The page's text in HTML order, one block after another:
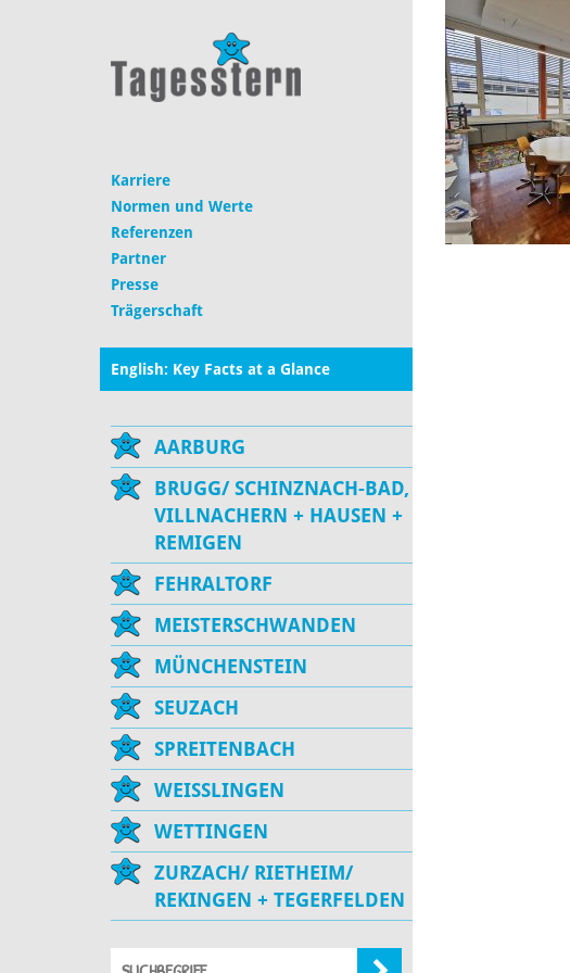
Karriere
Normen und Werte
Referenzen
Partner
Presse
Trägerschaft
English: Key Facts at a Glance
AARBURG
BRUGG/ SCHINZNACH-BAD,
VILLNACHERN + HAUSEN +
REMIGEN
FEHRALTORF
MEISTERSCHWANDEN
MÜNCHENSTEIN
SEUZACH
SPREITENBACH
WEISSLINGEN
WETTINGEN
ZURZACH/ RIETHEIM/
REKINGEN + TEGERFELDEN